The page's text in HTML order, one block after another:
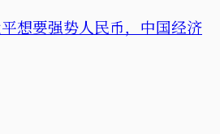
想要强势人民币，中国经济